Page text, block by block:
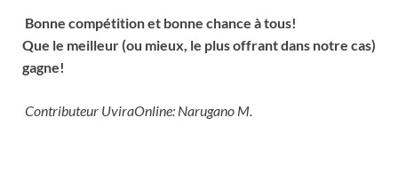
Bonne compétition et bonne chance à tous!
Que le meilleur (ou mieux, le plus offrant dans notre cas)
gagne!
Contributeur UviraOnline: Narugano M.